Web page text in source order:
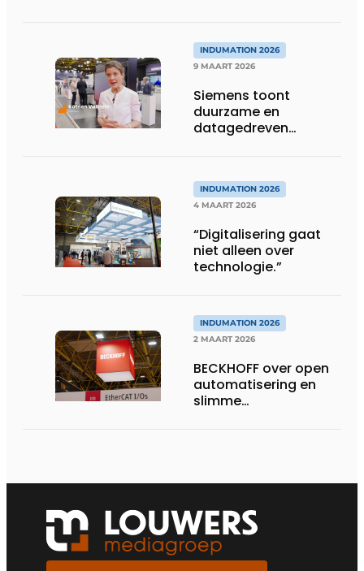
INDUMATION 2026
9 MAART 2026
Siemens toont
duurzame en
datagedreven
Indumation
INDUMATION 2026
4 MAART 2026
“Digitalisering gaat
niet alleen over
technologie.”
INDUMATION 2026
2 MAART 2026
BECKHOFF over open
automatisering en
slimme